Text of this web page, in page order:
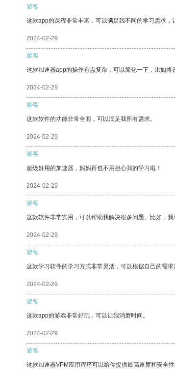
游客
这款app的课程非常丰富，可以满足我不同的学习需求，
2024-02-29
游客
这款加速器app的操作有点复杂，可以简化一下，比如将
2024-02-29
游客
这款软件的功能非常全面，可以满足我所有需求。
2024-02-29
游客
超级好用的加速器，妈妈再也不用担心我的学习啦！
2024-02-29
游客
这款软件非常实用，可以帮助我解决很多问题。比如，
2024-02-29
游客
这款学习软件的学习方式非常灵活，可以根据自己的需
2024-02-29
游客
这款app的游戏非常好玩，可以让我消磨时间。
2024-02-29
游客
这款加速器VPM应用程序可以给你提供最高速度和安全